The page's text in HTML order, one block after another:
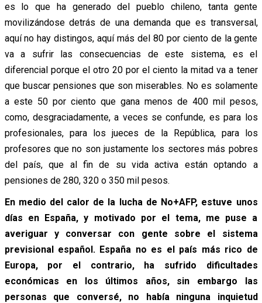
es lo que ha generado del pueblo chileno, tanta gente
movilizándose detrás de una demanda que es transversal,
aquí no hay distingos, aquí más del 80 por ciento de la gente
va a sufrir las consecuencias de este sistema, es el
diferencial porque el otro 20 por el ciento la mitad va a tener
que buscar pensiones que son miserables. No es solamente
a este 50 por ciento que gana menos de 400 mil pesos,
como, desgraciadamente, a veces se confunde, es para los
profesionales, para los jueces de la República, para los
profesores que no son justamente los sectores más pobres
del país, que al fin de su vida activa están optando a
pensiones de 280, 320 o 350 mil pesos.
En medio del calor de la lucha de No+AFP, estuve unos
días en España, y motivado por el tema, me puse a
averiguar y conversar con gente sobre el sistema
previsional español. España no es el país más rico de
Europa, por el contrario, ha sufrido dificultades
económicas en los últimos años, sin embargo las
personas que conversé, no había ninguna inquietud